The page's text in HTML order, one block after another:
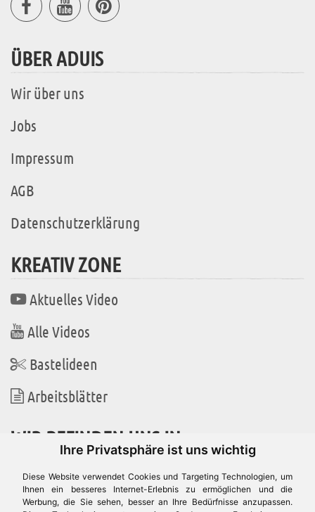
Ihre Privatsphäre ist uns wichtig
Diese Website verwendet Cookies und Targeting Technologien, um
Ihnen ein besseres Internet-Erlebnis zu ermöglichen und die
Werbung, die Sie sehen, besser an Ihre Bedürfnisse anzupassen.
ÜBER ADUIS
Wir über uns
Jobs
Impressum
AGB
Datenschutzerklärung
KREATIV ZONE
Aktuelles Video
Alle Videos
Bastelideen
Arbeitsblätter
WIR BEFINDEN UNS IN